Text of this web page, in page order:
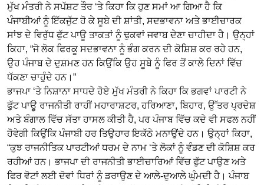
ਮੁੱਖ ਮੰਤਰੀ ਨੇ ਸਪੱਸ਼ਟ ਤੌਰ ‘ਤੇ ਕਿਹਾ ਕਿ ਹੁਣ ਸਮਾਂ ਆ ਗਿਆ ਹੈ ਕਿ
ਪੰਜਾਬੀਆਂ ਨੂੰ ਇੱਕਜੁੱਟ ਹੋ ਕੇ ਸੂਬੇ ਦੀ ਸ਼ਾਂਤੀ, ਸਦਭਾਵਨਾ ਅਤੇ ਭਾਈਚਾਰਕ
ਸਾਂਝ ਦੇ ਵਿਰੁੱਧ ਫੁੱਟ ਪਾਊ ਤਾਕਤਾਂ ਨੂੰ ਢੁਕਵਾਂ ਜਵਾਬ ਦੇਣਾ ਚਾਹੀਦਾ ਹੈ। ਉਨ੍ਹਾਂ
ਕਿਹਾ, “ਜੋ ਲੋਕ ਫਿਰਕੂ ਸਦਭਾਵਨਾ ਨੂੰ ਭੰਗ ਕਰਨ ਦੀ ਕੋਸ਼ਿਸ਼ ਕਰ ਰਹੇ ਹਨ,
ਉਹ ਪੰਜਾਬ ਦੇ ਦੁਸ਼ਮਣ ਹਨ ਕਿਉਂਕਿ ਉਹ ਸੂਬੇ ਨੂੰ ਫਿਰ ਤੋਂ ਕਾਲੇ ਦਿਨਾਂ ਵਿੱਚ
ਧੱਕਣਾ ਚਾਹੁੰਦੇ ਹਨ।”
ਭਾਜਪਾ ‘ਤੇ ਨਿਸ਼ਾਨਾ ਸਾਧਦੇ ਹੋਏ ਮੁੱਖ ਮੰਤਰੀ ਨੇ ਕਿਹਾ ਕਿ ਭਗਵਾਂ ਪਾਰਟੀ ਨੇ
ਫੁੱਟ ਪਾਊ ਰਾਜਨੀਤੀ ਰਾਹੀਂ ਮਹਾਰਾਸ਼ਟਰ, ਹਰਿਆਣਾ, ਬਿਹਾਰ, ਉੱਤਰ ਪ੍ਰਦੇਸ਼
ਅਤੇ ਬੰਗਾਲ ਵਿੱਚ ਸੱਤਾ ਹਾਸਲ ਕੀਤੀ ਹੈ, ਪਰ ਪੰਜਾਬ ਵਿੱਚ ਕਦੇ ਵੀ ਸਫਲ ਨਹੀਂ
ਹੋਵੇਗੀ ਕਿਉਂਕਿ ਪੰਜਾਬੀ ਹਰ ਤਿਉਹਾਰ ਇਕੱਠੇ ਮਨਾਉਂਦੇ ਹਨ। ਉਨ੍ਹਾਂ ਕਿਹਾ,
“ਕੁਝ ਰਾਜਨੀਤਿਕ ਪਾਰਟੀਆਂ ਧਰਮ ਦੇ ਨਾਮ ‘ਤੇ ਲੋਕਾਂ ਨੂੰ ਵੰਡਣ ਦੀ ਕੋਸ਼ਿਸ਼ ਕਰ
ਰਹੀਆਂ ਹਨ। ਭਾਜਪਾ ਦੀ ਰਾਜਨੀਤੀ ਭਾਈਚਾਰਿਆਂ ਵਿੱਚ ਫੁੱਟ ਪਾਉਣ ਅਤੇ
ਫਿਰ ਵੋਟਾਂ ਲਈ ਦੋਵਾਂ ਧਿਰਾਂ ਨੂੰ ਡਰਾਉਣ ਦੇ ਆਲੇ-ਦੁਆਲੇ ਘੁੰਮਦੀ ਹੈ। ਪੰਜਾਬ